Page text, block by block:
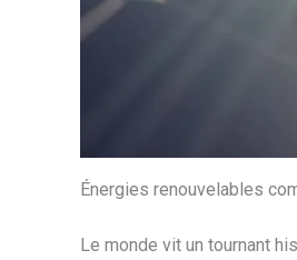
Énergies renouvelables
Le monde vit un tournant